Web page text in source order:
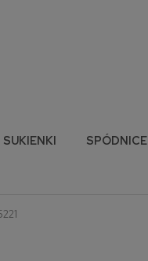
SUKIENKI SPÓDNICE